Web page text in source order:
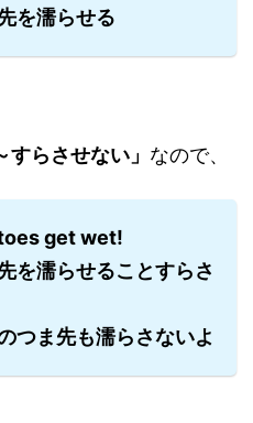
を濡らせる
らさせない」 なので、
get wet!
を濡らせることすらさ
つま先も濡らさないよ